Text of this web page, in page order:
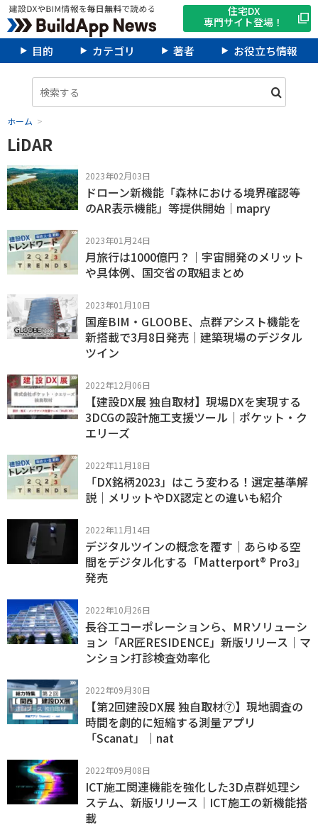
住宅DX
専門サイト登場！
目的 カテゴリ 著者 お役立ち情報
ホーム
LiDAR
2023年02月03日
ドローン新機能「森林における境界確認等
のAR表示機能」等提供開始｜mapry
2023年01月24日
月旅行は1000億円？｜宇宙開発のメリット
や具体例、国交省の取組まとめ
2023年01月10日
国産BIM・GLOOBE、点群アシスト機能を
新搭載で3月8日発売｜建築現場のデジタル
ツイン
2022年12月06日
【建設DX展 独自取材】現場DXを実現する
3DCGの設計施工支援ツール｜ポケット・ク
エリーズ
2022年11月18日
「DX銘柄2023」はこう変わる！選定基準解
説｜メリットやDX認定との違いも紹介
2022年11月14日
デジタルツインの概念を覆す｜あらゆる空
間をデジタル化する「Matterport® Pro3」
発売
2022年10月26日
長谷工コーポレーションら、MRソリューシ
ョン「AR匠RESIDENCE」新版リリース｜マ
ンション打診検査効率化
2022年09月30日
【第2回建設DX展 独自取材⑦】現地調査の
時間を劇的に短縮する測量アプリ
「Scanat」｜nat
2022年09月08日
ICT施工関連機能を強化した3D点群処理シ
ステム、新版リリース｜ICT施工の新機能搭
載